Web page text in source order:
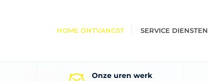
HOME ONTVANGST SERVICE DIENSTEN
Onze uren werk